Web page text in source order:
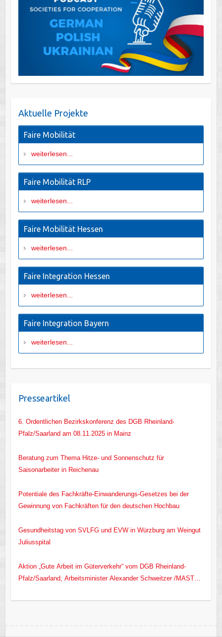
Aktuelle Projekte
Faire Mobilität
weiterlesen...
Faire Mobilität RLP
weiterlesen...
Faire Mobilität Hessen
weiterlesen...
Faire Integration Hessen
weiterlesen...
Faire Integration Bayern
weiterlesen...
Presseartikel
6. Ordentlichen Bezirkskonferenz des DGB Rheinland-
Pfalz/Saarland am 08.11.2025 in Mainz
Beratung zum Thema Hitze- und Sonnenschutz für
Saisonarbeiter in Reichenau
Potentiale des Fachkräfte-Einwanderungs-Gesetzes bei der
Gewinnung von Fachkräften für den deutschen Hochbau
Gesundheitstag von SVLFG und EVW in Würzburg am Weingut
Juliusspital
Aktion „Gute Arbeit im Güterverkehr“ vom DGB Rheinland-
Pfalz/Saarland, Arbeitsminister Alexander Schweitzer /MASTD